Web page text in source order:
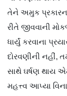
તેને અમુક
રીતે જીવવાની
ધાર્યું કરવાના
દોરવણીની નહીં,
સાથે ઘર્ષણ થાય
મહત્ત્વ આપ્યા